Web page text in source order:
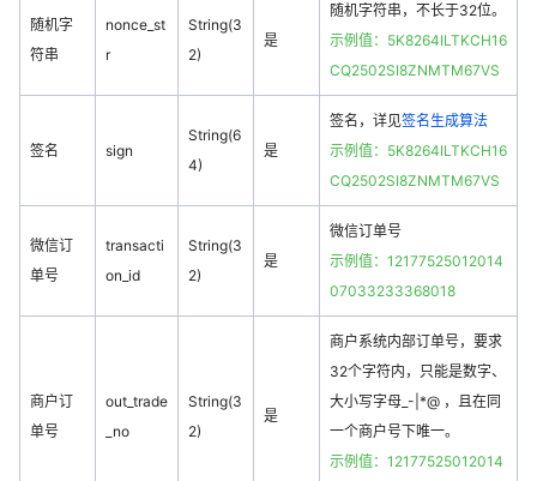
随机字
符串
nonce_st
r
String(3
2)
是
随机字符串，不长于32位。
示例值：5K8264ILTKCH16
CQ2502SI8ZNMTM67VS
签名 sign
String(6
4)
是
签名，详见签名生成算法
示例值：5K8264ILTKCH16
CQ2502SI8ZNMTM67VS
微信订
单号
transacti
on_id
String(3
2)
是
微信订单号
示例值：12177525012014
07033233368018
商户订
单号
out_trade
_no
String(3
2)
是
商户系统内部订单号，要求
32个字符内，只能是数字、
大小写字母_-|*@ ，且在同
一个商户号下唯一。
示例值：12177525012014